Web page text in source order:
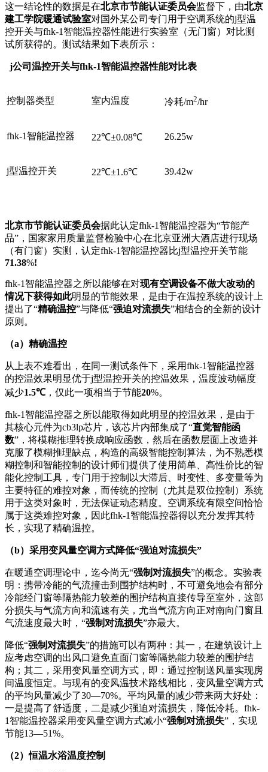
这一结论性的数据是在北京市节能认证委员会监督下，由北京
建工学院暖通试验室对国外某公司专门用于空调系统的j型温
控开关与fhk-1智能温控器性能进行实验室（无门窗）对比测
试所获得的。测试结果如下表所示：
j公司温控开关与fhk-1智能温控器性能对比表
控制器类型 室内温度 冷耗/m2/hr
fhk-1智能温控器 22℃±0.08℃ 26.25w
j型温控开关 22℃±1.6℃ 39.42w
北京市节能认证委员会据此认定fhk-1智能温控器为“节能产
品”，国家家用质量监督检验中心在北京亚洲大酒店进行现场
（有门窗）实测，认定fhk-1智能温控器比j型温控开关节能
71.38%!
fhk-1智能温控器之所以能够在对现有空调设备不做大改动的
情况下获得如此明显的节能效果，是由于在温控系统的设计上
提出了“精确温控”与降低“强迫对流损失”相结合的全新的设计
原则。
（a）精确温控
从上表不难看出，在同一测试条件下，采用fhk-1智能温控器
的控温效果明显优于j型温控开关的控温效果，温度波动幅度
减少1.5℃，仅此一项相当于节能20%。
fhk-1智能温控器之所以能取得如此明显的控温效果，是由于
其核心元件为cb3lp芯片，该芯片内部集成了“直觉智能函
数”，将模糊推理转换成响应函数，然后在函数层面上改造并
克服了模糊推理缺点，构造的高级智能控制算法，为不熟悉模
糊控制和智能控制的设计师们提供了使用简单、高性价比的智
能化控制工具，专门用于控制以大滞后、时变性、多变量等为
主要特征的难控对象，而传统的控制（尤其是双位控制）系统
用于这类对象时，无法保证动态精度。空调系统有限空间恰恰
属于这类难控对象，因此fhk-1智能温控器得以充分发挥其特
长，实现了精确温控。
（b）采用变风量空调方式降低“强迫对流损失”
在暖通空调理论中，迄今尚无“强制对流损失”的概念。实验表
明：携带冷能的气流撞击到围护结构时，不可避免地会有部分
冷能经门窗等隔热能力较差的围护结构直接传导至室外，这部
分损失与气流方向和流速有关，尤当气流方向正对南向门窗且
气流速度最大时，“强制对流损失”亦最大。
降低“强制对流损失”的措施可以有两种：其一，在建筑设计上
应考虑空调的出风口避免直面门窗等隔热能力较差的围护结
构；其二，采用变风量空调方式，即：通过控制送风量实现房
间温度恒定。与现有的变风温技术路线相比，变风量空调方式
的平均风量减少了30—70%。平均风量的减少带来两大好处：
一是提高了舒适度，二是减少强迫对流损失，降低冷耗。fhk-
1智能温控器采用变风量空调方式减小“强制对流损失”，实现
节能13—51%。
（2）恒温水浴温度控制